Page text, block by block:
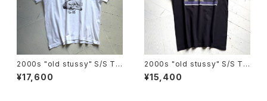
2000s "old stussy" S/S T-
shirt
¥17,600
2000s "old stussy" S/S T-
shirt
¥15,400